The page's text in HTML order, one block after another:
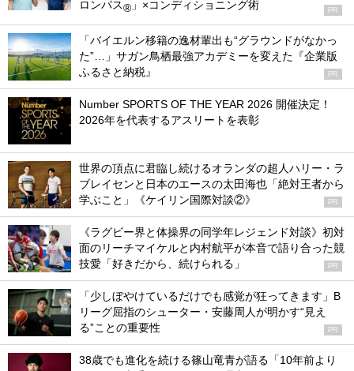
ロンパス® 」×コンディショニング術 PR
「バイエルン移籍の逸材輩出も“グラウンドがなかっ
た”…」サガン鳥栖最強アカデミーを変えた『企業版
ふるさと納税』
PR
Number SPORTS OF THE YEAR 2026 開催決定！
2026年を代表するアスリートを表彰
世界の頂点に君臨し続けるオランダの超人ハリー・ラ
ブレイセンと日本のエースの太田海也「絶対王者から
学ぶこと」《ケイリン国際対談②》
PR
《ラグビー界と体操界の同学年レジェンド対談》初対
面のリーチマイケルと内村航平が本音で語り合った競
技愛「好きだから、続けられる」
PR
「少しぼやけているだけでも感覚が狂ってきます」B
リーグ屈指のシューター・安藤周人が明かす“見え
る”ことの重要性
PR
38歳でも進化を続ける篠山竜青が語る「10年前より